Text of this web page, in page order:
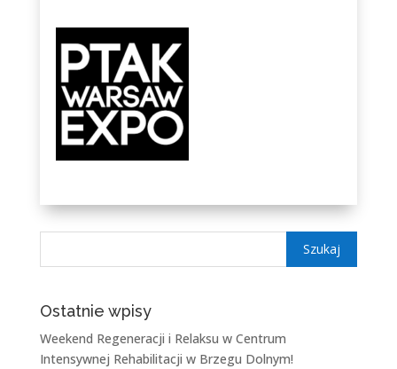
Ostatnie wpisy
Weekend Regeneracji i Relaksu w Centrum
Intensywnej Rehabilitacji w Brzegu Dolnym!